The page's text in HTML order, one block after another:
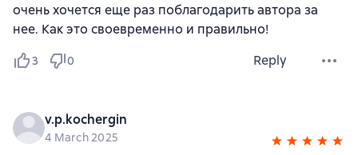
очень хочется еще раз поблагодарить автора за
нее. Как это своевременно и правильно!
3 0 Reply
v.p.kochergin
4 March 2025